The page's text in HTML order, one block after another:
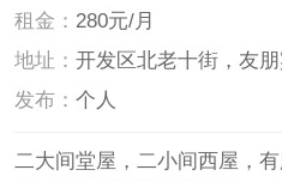
租金： 280元/月
地址：开发区北老十街，友
发布：个人
二大间堂屋，二小间西屋，